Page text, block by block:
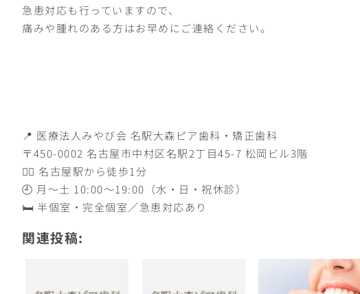
急患対応も行っていますので、
痛みや腫れのある方はお早めにご連絡ください。
📍 医療法人みやび会 名駅大森ピア歯科・矯正歯科
〒450-0002 名古屋市中村区名駅2丁目45-7 松岡ビル3階
🚶‍♀️ 名古屋駅から徒歩1分
🕘 月〜土 10:00〜19:00（水・日・祝休診）
🛏 半個室・完全個室／急患対応あり
関連投稿: